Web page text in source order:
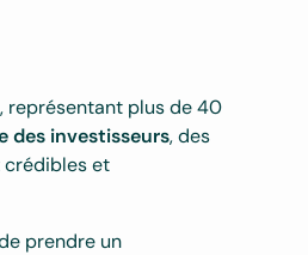
représentant plus de 40
des investisseurs, des
crédibles et
prendre un